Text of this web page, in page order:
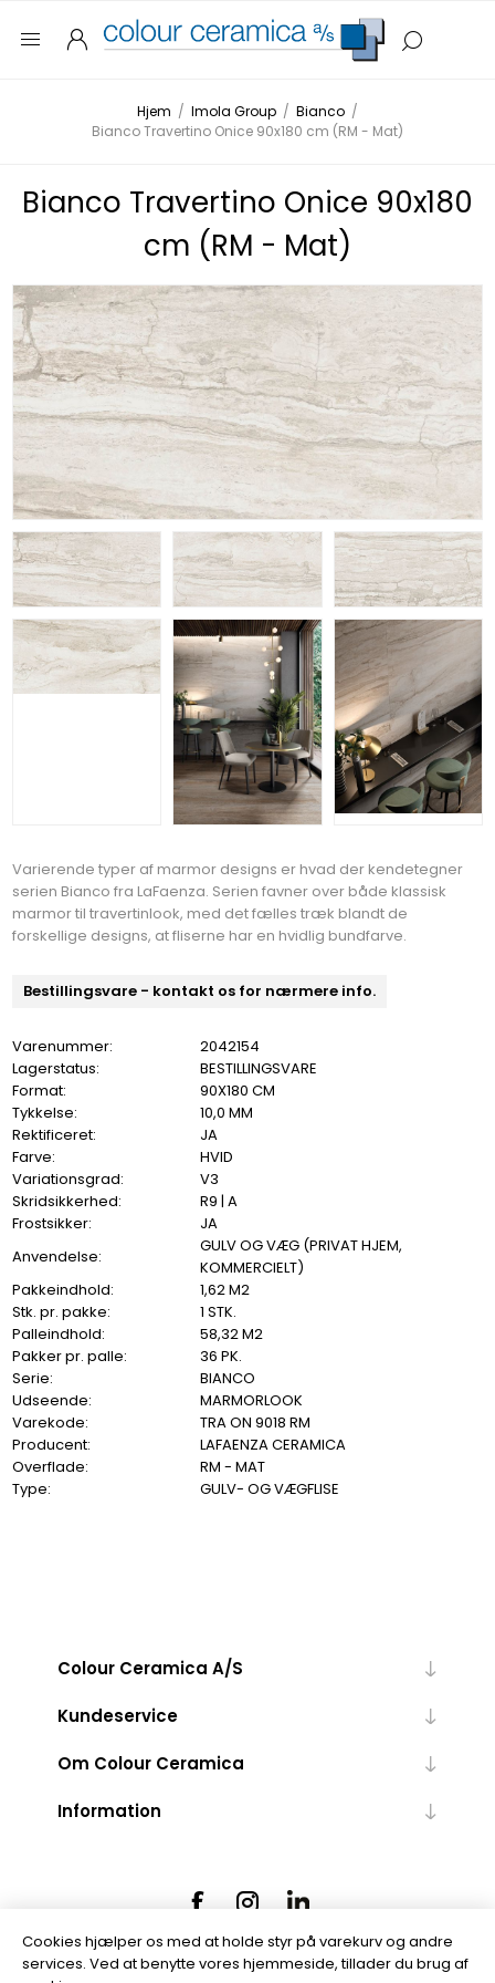
Hjem / Imola Group / Bianco /
Bianco Travertino Onice 90x180 cm (RM - Mat)
Bianco Travertino Onice 90x180
cm (RM - Mat)
Varierende typer af marmor designs er hvad der kendetegner
serien Bianco fra LaFaenza. Serien favner over både klassisk
marmor til travertinlook, med det fælles træk blandt de
forskellige designs, at fliserne har en hvidlig bundfarve.
Bestillingsvare - kontakt os for nærmere info.
Varenummer:
2042154
Lagerstatus:
BESTILLINGSVARE
Format:
90X180 CM
Tykkelse:
10,0 MM
Rektificeret:
JA
Farve:
HVID
Variationsgrad:
V3
Skridsikkerhed:
R9 | A
Frostsikker:
JA
Anvendelse:
GULV OG VÆG (PRIVAT HJEM,
KOMMERCIELT)
Pakkeindhold:
1,62 M2
Stk. pr. pakke:
1 STK.
Palleindhold:
58,32 M2
Pakker pr. palle:
36 PK.
Serie:
BIANCO
Udseende:
MARMORLOOK
Varekode:
TRA ON 9018 RM
Producent:
LAFAENZA CERAMICA
Overflade:
RM - MAT
Type:
GULV- OG VÆGFLISE
Colour Ceramica A/S
Kundeservice
Om Colour Ceramica
Information
Cookies hjælper os med at holde styr på varekurv og andre
services. Ved at benytte vores hjemmeside, tillader du brug af